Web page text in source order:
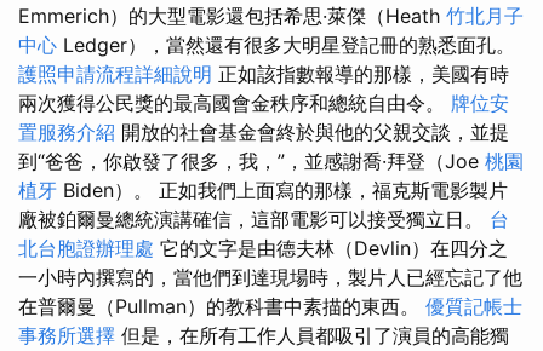
Emmerich）的大型電影還包括希思·萊傑（Heath 竹北月子
中心 Ledger），當然還有很多大明星登記冊的熟悉面孔。
護照申請流程詳細說明 正如該指數報導的那樣，美國有時
兩次獲得公民獎的最高國會金秩序和總統自由令。 牌位安
置服務介紹 開放的社會基金會終於與他的父親交談，並提
到“爸爸，你啟發了很多，我，”，並感謝喬·拜登（Joe 桃園
植牙 Biden）。 正如我們上面寫的那樣，福克斯電影製片
廠被鉑爾曼總統演講確信，這部電影可以接受獨立日。 台
北台胞證辦理處 它的文字是由德夫林（Devlin）在四分之
一小時內撰寫的，當他們到達現場時，製片人已經忘記了他
在普爾曼（Pullman）的教科書中素描的東西。 優質記帳士
事務所選擇 但是，在所有工作人員都吸引了演員的高能獨